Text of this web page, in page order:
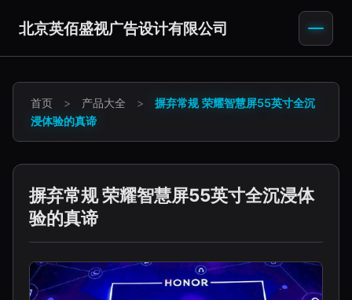
北京英佰盛视广告设计有限公司
首页 > 产品大全 >
摒弃常规 荣耀智慧屏55英寸全沉
浸体验的真谛
摒弃常规 荣耀智慧屏55英寸全沉浸体
验的真谛